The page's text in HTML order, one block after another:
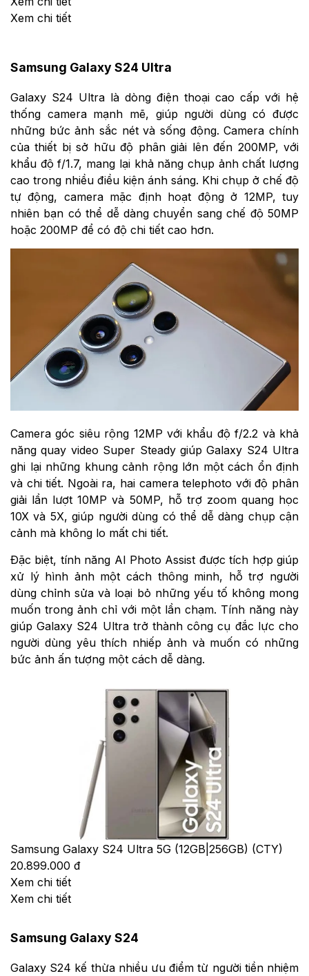
Xem chi tiết
Samsung Galaxy S24 Ultra
Galaxy S24 Ultra là dòng điện thoại cao cấp với hệ
thống camera mạnh mẽ, giúp người dùng có được
những bức ảnh sắc nét và sống động. Camera chính
của thiết bị sở hữu độ phân giải lên đến 200MP, với
khẩu độ f/1.7, mang lại khả năng chụp ảnh chất lượng
cao trong nhiều điều kiện ánh sáng. Khi chụp ở chế độ
tự động, camera mặc định hoạt động ở 12MP, tuy
nhiên bạn có thể dễ dàng chuyển sang chế độ 50MP
hoặc 200MP để có độ chi tiết cao hơn.
Camera góc siêu rộng 12MP với khẩu độ f/2.2 và khả
năng quay video Super Steady giúp Galaxy S24 Ultra
ghi lại những khung cảnh rộng lớn một cách ổn định
và chi tiết. Ngoài ra, hai camera telephoto với độ phân
giải lần lượt 10MP và 50MP, hỗ trợ zoom quang học
10X và 5X, giúp người dùng có thể dễ dàng chụp cận
cảnh mà không lo mất chi tiết.
Đặc biệt, tính năng AI Photo Assist được tích hợp giúp
xử lý hình ảnh một cách thông minh, hỗ trợ người
dùng chỉnh sửa và loại bỏ những yếu tố không mong
muốn trong ảnh chỉ với một lần chạm. Tính năng này
giúp Galaxy S24 Ultra trở thành công cụ đắc lực cho
người dùng yêu thích nhiếp ảnh và muốn có những
bức ảnh ấn tượng một cách dễ dàng.
Samsung Galaxy S24 Ultra 5G (12GB|256GB) (CTY)
20.899.000 đ
Xem chi tiết
Xem chi tiết
Samsung Galaxy S24
Galaxy S24 kế thừa nhiều ưu điểm từ người tiền nhiệm